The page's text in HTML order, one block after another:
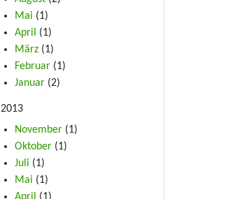
Mai (1)
April
(1)
März (1)
Februar (1)
Januar (2)
2013
November (1)
Oktober (1)
Juli (1)
Mai (1)